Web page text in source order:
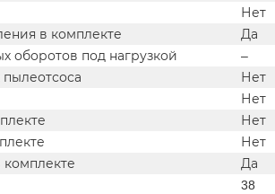
Нет
в комплекте
Да
оборотов под нагрузкой
–
Нет
Нет
Нет
Нет
Да
38